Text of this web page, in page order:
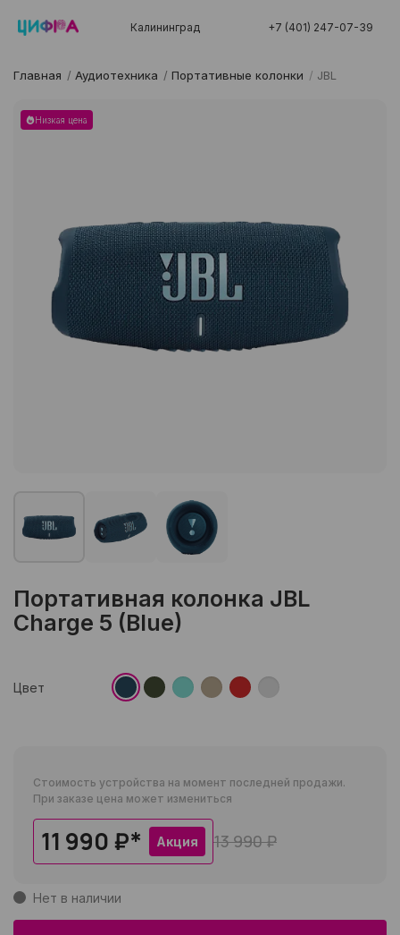
Калининград +7 (401) 247-07-39
Главная / Аудиотехника / Портативные колонки / JBL
Низкая цена
Портативная колонка JBL
Charge 5 (Blue)
Цвет
Стоимость устройства на момент последней продажи.
При заказе цена может измениться
11 990 ₽* Акция 13 990 ₽
Нет в наличии